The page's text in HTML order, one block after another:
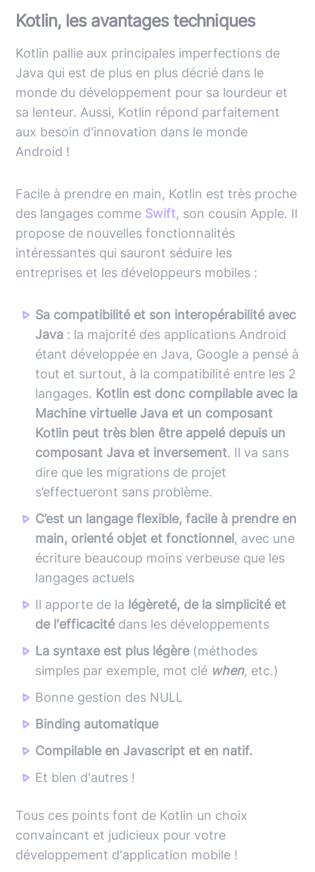
Kotlin, les avantages techniques
Kotlin pallie aux principales imperfections de
Java qui est de plus en plus décrié dans le
monde du développement pour sa lourdeur et
sa lenteur. Aussi, Kotlin répond parfaitement
aux besoin d'innovation dans le monde
Android !
Facile à prendre en main, Kotlin est très proche
des langages comme Swift, son cousin Apple. Il
propose de nouvelles fonctionnalités
intéressantes qui sauront séduire les
entreprises et les développeurs mobiles :
Sa compatibilité et son interopérabilité avec
Java : la majorité des applications Android
étant développée en Java, Google a pensé à
tout et surtout, à la compatibilité entre les 2
langages. Kotlin est donc compilable avec la
Machine virtuelle Java et un composant
Kotlin peut très bien être appelé depuis un
composant Java et inversement. Il va sans
dire que les migrations de projet
s’effectueront sans problème.
C’est un langage flexible, facile à prendre en
main, orienté objet et fonctionnel , avec une
écriture beaucoup moins verbeuse que les
langages actuels
Il apporte de la légèreté, de la simplicité et
de l'efficacitédans les développements
La syntaxe est plus légère(méthodes
simples par exemple, mot clé when, etc.)
Bonne gestion des NULL
Binding automatique
Compilable en Javascript et en natif.
Et bien d'autres !
Tous ces points font de Kotlin un choix
convaincant et judicieux pour votre
développement d'application mobile !